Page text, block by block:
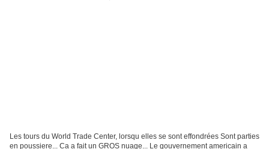
Les tours du World Trade Center, lorsqu elles se sont effondrées Sont parties
en poussiere... Ca a fait un GROS nuage... Le gouvernement americain a